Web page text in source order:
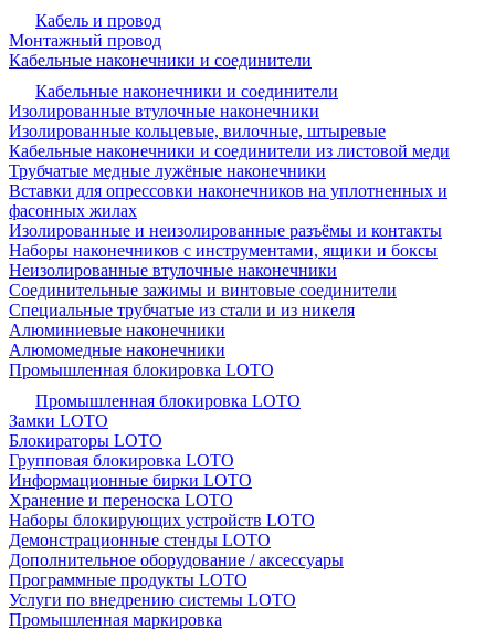
Кабель и провод
Монтажный провод
Кабельные наконечники и соединители
Кабельные наконечники и соединители
Изолированные втулочные наконечники
Изолированные кольцевые, вилочные, штыревые
Кабельные наконечники и соединители из листовой меди
Трубчатые медные лужёные наконечники
Вставки для опрессовки наконечников на уплотненных и
фасонных жилах
Изолированные и неизолированные разъёмы и контакты
Наборы наконечников с инструментами, ящики и боксы
Неизолированные втулочные наконечники
Соединительные зажимы и винтовые соединители
Специальные трубчатые из стали и из никеля
Алюминиевые наконечники
Алюмомедные наконечники
Промышленная блокировка LOTO
Промышленная блокировка LOTO
Замки LOTO
Блокираторы LOTO
Групповая блокировка LOTO
Информационные бирки LOTO
Хранение и переноска LOTO
Наборы блокирующих устройств LOTO
Демонстрационные стенды LOTO
Дополнительное оборудование / аксессуары
Программные продукты LOTO
Услуги по внедрению системы LOTO
Промышленная маркировка